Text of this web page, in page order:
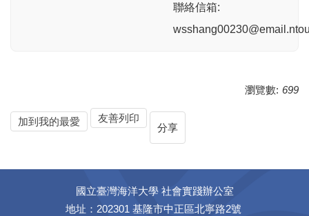
聯絡信箱:
瀏覽數: 699
加到我的最愛
友善列印
分享
國立臺灣海洋大學 社會實踐辦公室
地址：202301 基隆市中正區北寧路2號